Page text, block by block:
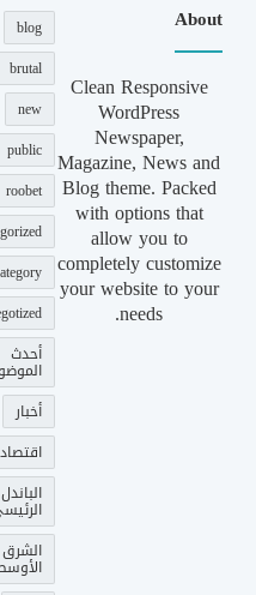
About
Clean Responsive
WordPress
Newspaper,
Magazine, News and
Blog theme. Packed
with options that
allow you to
completely customize
your website to your
needs.
blog
brutal
new
public
roobet
أحدث
أخبار
اقتصاد
الباندل
الشرق